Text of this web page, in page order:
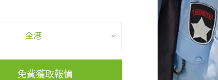
全港
免費獲取報價